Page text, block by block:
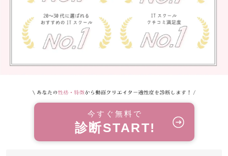
今すぐ無料で
診断START!